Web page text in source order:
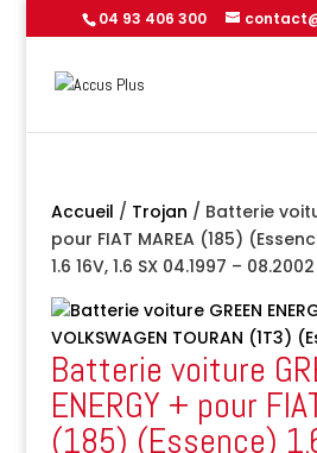
04 93 406 300
Accueil / Trojan / Batterie
pour FIAT MAREA (185)
1.6 16V, 1.6 SX 04.1997 – 08.2002
Batterie voiture
ENERGY + pour
(185) (Essence)